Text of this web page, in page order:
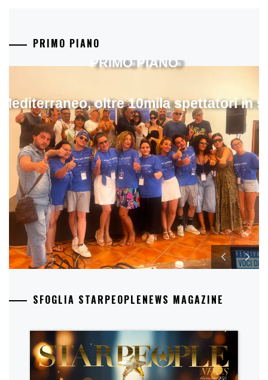
PRIMO PIANO
oltre 10mila spettatori in
PRIMO PIANO
SFOGLIA STARPEOPLENEWS MAGAZINE